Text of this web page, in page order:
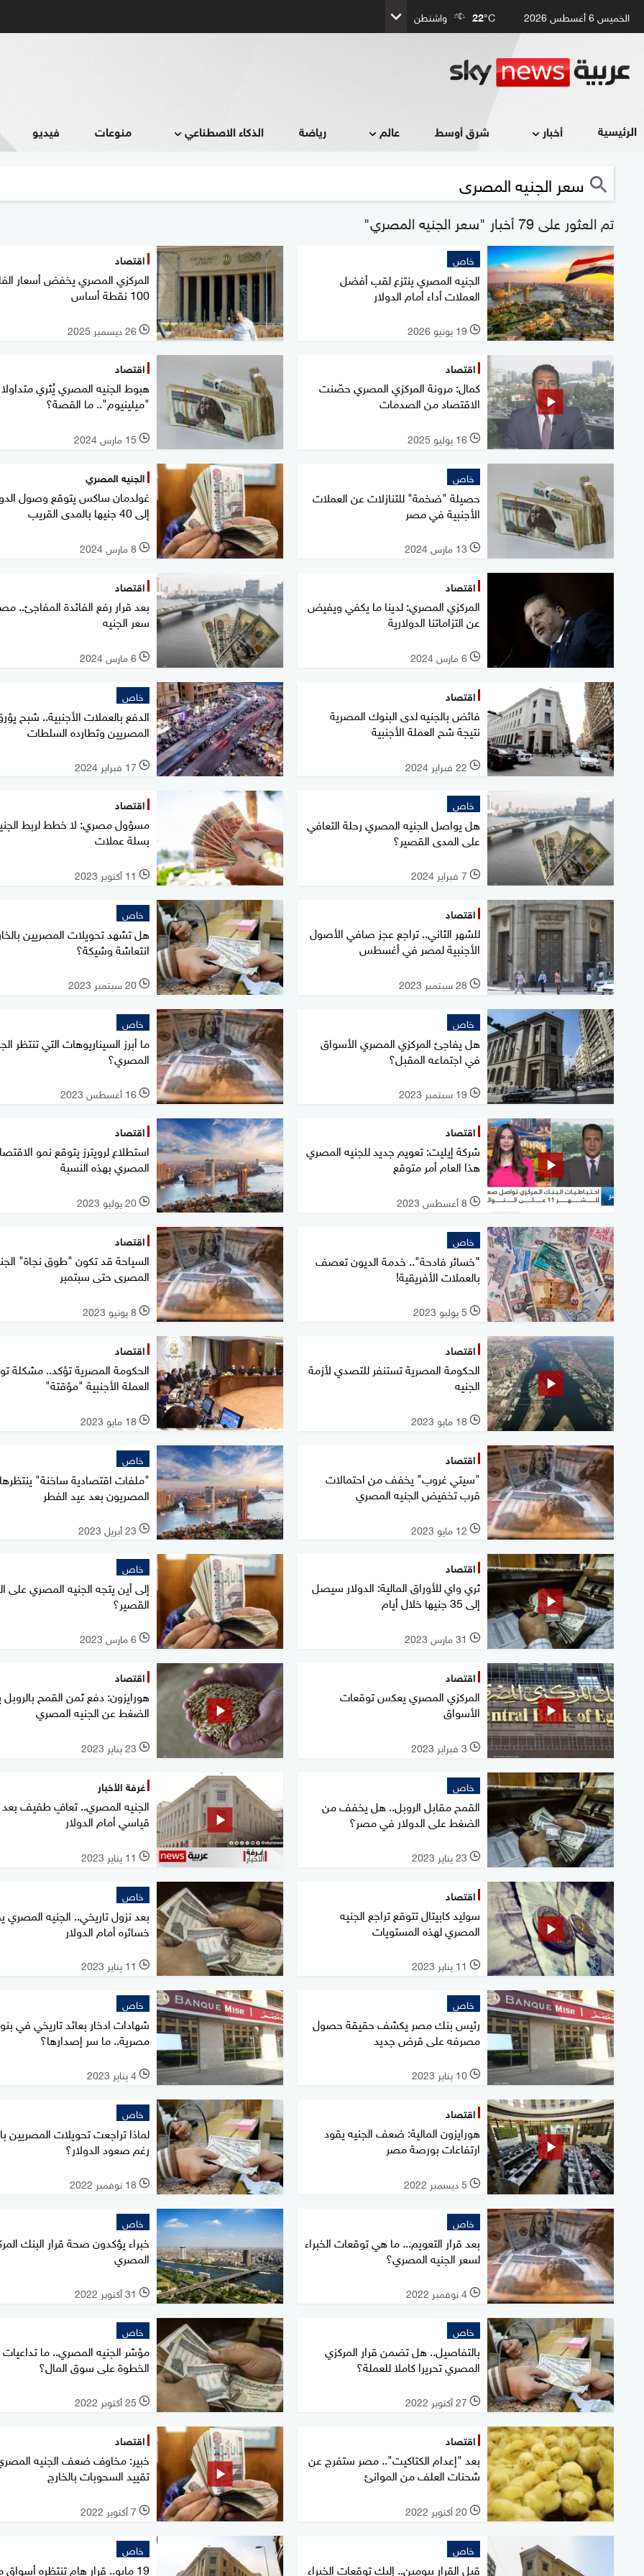
الخميس 6 أغسطس 2026 22°C واشنطن
الرئيسية أخبار شرق أوسط عالم رياضة الذكاء الاصطناعي منوعات فيديو
تم العثور على 79 أخبار "سعر الجنيه المصري"
خاص
الجنيه المصري ينتزع لقب أفضل
العملات أداء أمام الدولار
l 19 يونيو 2026
اقتصاد
المركزي المصري يخفض أسعار
100 نقطة أساس
l 26 ديسمبر 2025
اقتصاد
كمال: مرونة المركزي المصري حصّنت
الاقتصاد من الصدمات
l 16 يوليو 2025
اقتصاد
هبوط الجنيه المصري يُثري
"ميلينيوم".. ما القصة؟
l 15 مارس 2024
خاص
حصيلة "ضخمة" للتنازلات عن العملات
الأجنبية في مصر
l 13 مارس 2024
الجنيه المصري
غولدمان ساكس يتوقع وصول
إلى 40 جنيها بالمدى القريب
l 8 مارس 2024
اقتصاد
المركزي المصري: لدينا ما يكفي ويفيض
عن التزاماتنا الدولارية
l 6 مارس 2024
اقتصاد
بعد قرار رفع الفائدة المفاجئ..
سعر الجنيه
l 6 مارس 2024
اقتصاد
فائض بالجنيه لدى البنوك المصرية
نتيجة شح العملة الأجنبية
l 22 فبراير 2024
خاص
الدفع بالعملات الأجنبية.. شبح
المصريين وتطارده السلطات
l 17 فبراير 2024
خاص
هل يواصل الجنيه المصري رحلة التعافي
على المدى القصير؟
l 7 فبراير 2024
اقتصاد
مسؤول مصري: لا خطط لربط
بسلة عملات
l 11 أكتوبر 2023
اقتصاد
للشهر الثاني.. تراجع عجز صافي الأصول
الأجنبية لمصر في أغسطس
l 28 سبتمبر 2023
خاص
هل تشهد تحويلات المصريين
انتعاشة وشيكة؟
l 20 سبتمبر 2023
خاص
هل يفاجئ المركزي المصري الأسواق
في اجتماعه المقبل؟
l 19 سبتمبر 2023
خاص
ما أبرز السيناريوهات التي تنتظر
المصري؟
l 16 أغسطس 2023
اقتصاد
شركة إيليت: تعويم جديد للجنيه المصري
هذا العام أمر متوقع
l 8 أغسطس 2023
اقتصاد
استطلاع لرويترز يتوقع نمو
المصري بهذه النسبة
l 20 يوليو 2023
خاص
"خسائر فادحة".. خدمة الديون تعصف
بالعملات الأفريقية!
l 5 يوليو 2023
اقتصاد
السياحة قد تكون "طوق نجاة"
المصرى حتى سبتمبر
l 8 يونيو 2023
اقتصاد
الحكومة المصرية تستنفر للتصدي لأزمة
الجنيه
l 18 مايو 2023
اقتصاد
الحكومة المصرية تؤكد.. مشكلة
العملة الأجنبية "مؤقتة"
l 18 مايو 2023
اقتصاد
"سيتي غروب" يخفف من احتمالات
قرب تخفيض الجنيه المصري
l 12 مايو 2023
خاص
"ملفات اقتصادية ساخنة" ينتظرها
المصريون بعد عيد الفطر
l 23 أبريل 2023
اقتصاد
ثري واي للأوراق المالية: الدولار سيصل
إلى 35 جنيها خلال أيام
l 31 مارس 2023
خاص
إلى أين يتجه الجنيه المصري على
القصير؟
l 6 مارس 2023
اقتصاد
المركزي المصري يعكس توقعات
الأسواق
l 3 فبراير 2023
اقتصاد
هورايزون: دفع ثمن القمح بالروبل
الضغط عن الجنيه المصري
l 23 يناير 2023
خاص
القمح مقابل الروبل.. هل يخفف من
الضغط على الدولار في مصر؟
l 23 يناير 2023
غرفة الأخبار
الجنيه المصري.. تعافٍ طفيف بعد
قياسي أمام الدولار
l 11 يناير 2023
اقتصاد
سوليد كابيتال تتوقع تراجع الجنيه
المصري لهذه المستويات
l 11 يناير 2023
خاص
بعد نزول تاريخي.. الجنيه
خسائره أمام الدولار
l 11 يناير 2023
خاص
رئيس بنك مصر يكشف حقيقة حصول
مصرفه على قرض جديد
l 10 يناير 2023
خاص
شهادات ادخار بعائد تاريخي في
مصرية.. ما سر إصدارها؟
l 4 يناير 2023
اقتصاد
هورايزون المالية: ضعف الجنيه يقود
ارتفاعات بورصة مصر
l 5 ديسمبر 2022
خاص
لماذا تراجعت تحويلات المصريين
رغم صعود الدولار؟
l 18 نوفمبر 2022
خاص
بعد قرار التعويم... ما هي توقعات الخبراء
لسعر الجنيه المصري؟
l 4 نوفمبر 2022
خاص
خبراء يؤكدون صحة قرار البنك
المصري
l 31 أكتوبر 2022
خاص
بالتفاصيل.. هل تضمن قرار المركزي
المصري تحريرا كاملا للعملة؟
l 27 أكتوبر 2022
خاص
مؤشر الجنيه المصري.. ما تداعيات
الخطوة على سوق المال؟
l 25 أكتوبر 2022
اقتصاد
بعد "إعدام الكتاكيت".. مصر ستفرج عن
شحنات العلف من الموانئ
l 20 أكتوبر 2022
اقتصاد
خبير: مخاوف ضعف الجنيه
تقييد السحوبات بالخارج
l 7 أكتوبر 2022
خاص
قبل القرار بيومين.. إليك توقعات الخبراء
خاص
19 مايو.. قرار هام تنتظره